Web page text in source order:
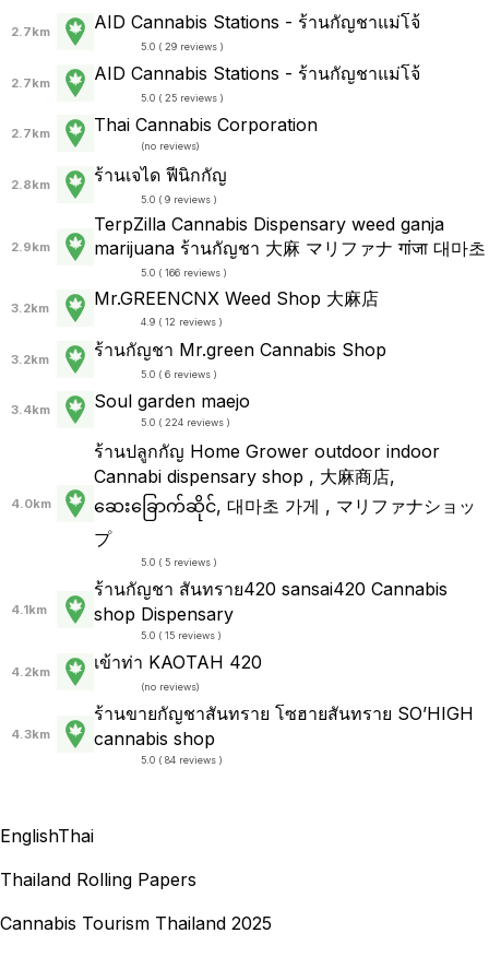
2.7km AID Cannabis Stations - ร้านกัญชาแม่โจ้
5.0 ( 29 reviews )
2.7km AID Cannabis Stations - ร้านกัญชาแม่โจ้
5.0 ( 25 reviews )
2.7km Thai Cannabis Corporation
(no reviews)
2.8km ร้านเจได ฟีนิกกัญ
5.0 ( 9 reviews )
2.9km
TerpZilla Cannabis Dispensary weed ganja
marijuana ร้านกัญชา 大麻 マリファナ गांजा 대마초
5.0 ( 166 reviews )
3.2km Mr.GREENCNX Weed Shop 大麻店
4.9 ( 12 reviews )
3.2km ร้านกัญชา Mr.green Cannabis Shop
5.0 ( 6 reviews )
3.4km Soul garden maejo
5.0 ( 224 reviews )
4.0km
ร้านปลูกกัญ Home Grower outdoor indoor
Cannabi dispensary shop , 大麻商店,
ဆေးခြောက်ဆိုင်, 대마초 가게 , マリファナショッ
プ
5.0 ( 5 reviews )
4.1km
ร้านกัญชา สันทราย420 sansai420 Cannabis
shop Dispensary
5.0 ( 15 reviews )
4.2km เข้าท่า KAOTAH 420
(no reviews)
4.3km
ร้านขายกัญชาสันทราย โซฮายสันทราย SO’HIGH
cannabis shop
5.0 ( 84 reviews )
EnglishThai
Thailand Rolling Papers
Cannabis Tourism Thailand 2025